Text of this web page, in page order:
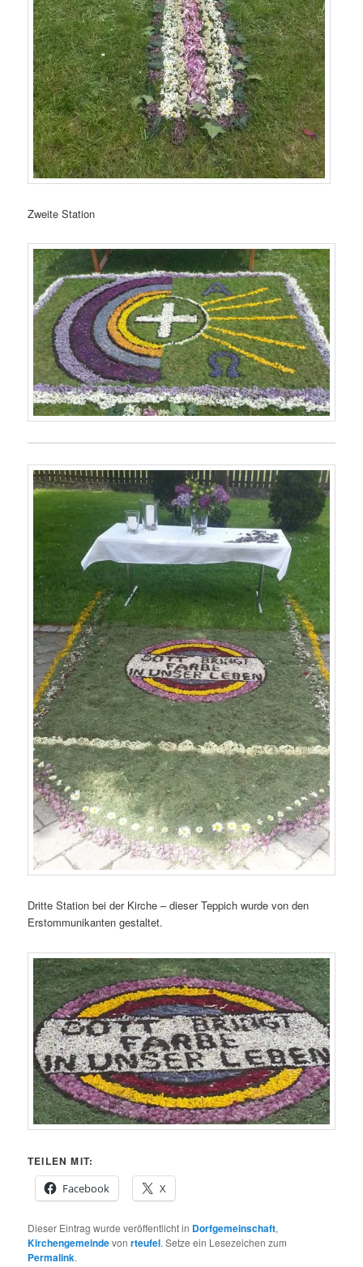
Zweite Station
Dritte Station bei der Kirche – dieser Teppich wurde von den
Erstommunikanten gestaltet.
TEILEN MIT:
Facebook
X
Dieser Eintrag wurde veröffentlicht in Dorfgemeinschaft,
Kirchengemeindevonrteufel. Setze ein Lesezeichen zum
Permalink.